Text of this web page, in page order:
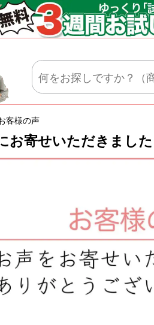
お寄せいただきました
マットレス・肌がけ
客様の声